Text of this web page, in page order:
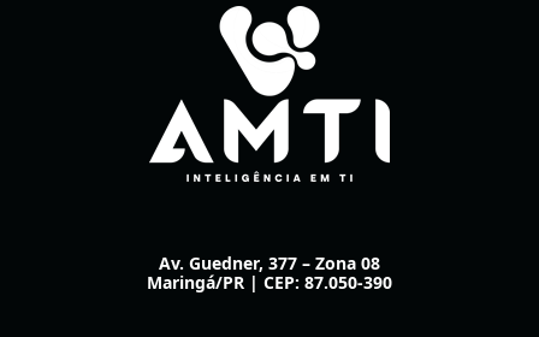
Av. Guedner, 377 – Zona 08
Maringá/PR | CEP: 87.050-390